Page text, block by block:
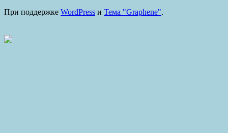
При поддержке WordPress и Тема "Graphene".